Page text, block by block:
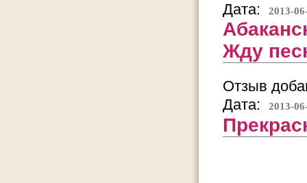
Дата:
2013-
Жду
Отзыв
Дата:
2013-